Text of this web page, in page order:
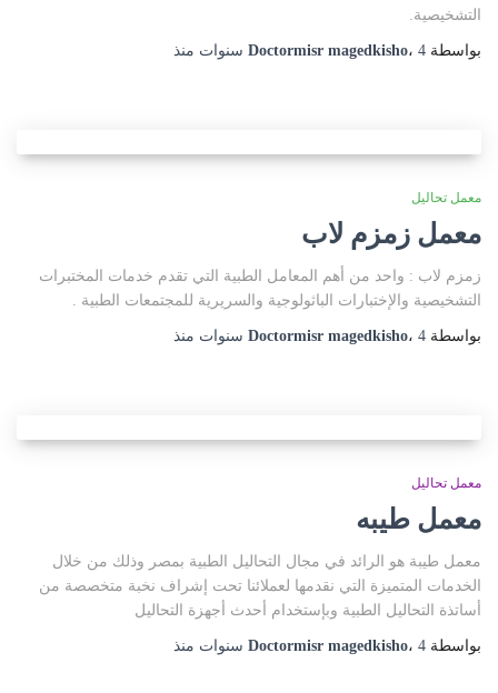
التشخيصية.
بواسطة Doctormisr magedkisho، 4 سنوات منذ
معمل تحاليل
معمل زمزم لاب
زمزم لاب : واحد من أهم المعامل الطبية التي تقدم خدمات المختبرات
التشخيصية والإختبارات الباثولوجية والسريرية للمجتمعات الطبية .
بواسطة Doctormisr magedkisho، 4 سنوات منذ
معمل تحاليل
معمل طيبه
معمل طيبة هو الرائد في مجال التحاليل الطبية بمصر وذلك من خلال
الخدمات المتميزة التي نقدمها لعملائنا تحت إشراف نخبة متخصصة من
أساتذة التحاليل الطبية وبإستخدام أحدث أجهزة التحاليل
بواسطة Doctormisr magedkisho، 4 سنوات منذ